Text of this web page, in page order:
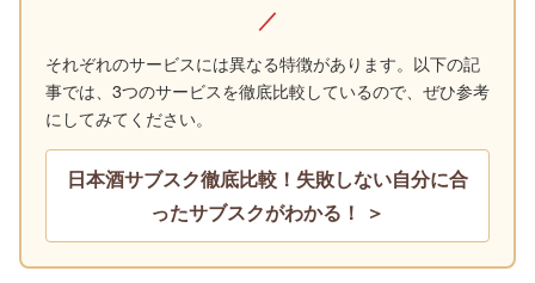
／
それぞれのサービスには異なる特徴があります。以下の記
事では、3つのサービスを徹底比較しているので、ぜひ参考
にしてみてください。
日本酒サブスク徹底比較！失敗しない自分に合
ったサブスクがわかる！ ＞